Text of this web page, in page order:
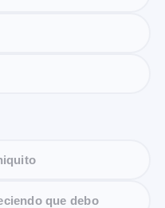
que debo